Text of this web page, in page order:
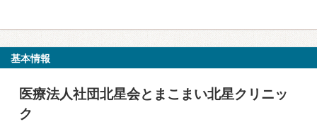
基本情報
医療法人社団北星会とまこまい北星クリニッ
ク